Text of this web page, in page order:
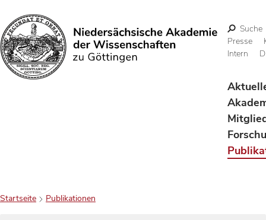
Suchen
Suche
Presse
Intern
Startseite Publikationen